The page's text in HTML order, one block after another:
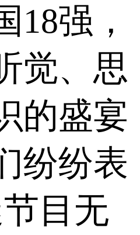
18强，
觉、思
的盛宴
纷纷表
目无